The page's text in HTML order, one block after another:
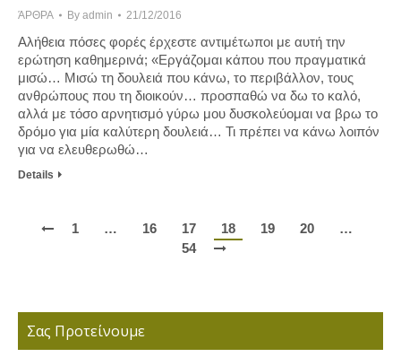
ΆΡΘΡΑ By admin 21/12/2016
Αλήθεια πόσες φορές έρχεστε αντιμέτωποι με αυτή την
ερώτηση καθημερινά; «Εργάζομαι κάπου που πραγματικά
μισώ… Μισώ τη δουλειά που κάνω, το περιβάλλον, τους
ανθρώπους που τη διοικούν… προσπαθώ να δω το καλό,
αλλά με τόσο αρνητισμό γύρω μου δυσκολεύομαι να βρω το
δρόμο για μία καλύτερη δουλειά… Τι πρέπει να κάνω λοιπόν
για να ελευθερωθώ…
Details
1 … 16 17 18 19 20
…
54
Σας Προτείνουμε